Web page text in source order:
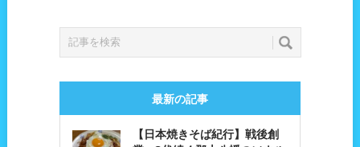
最新の記事
【日本焼きそば紀行】戦後創